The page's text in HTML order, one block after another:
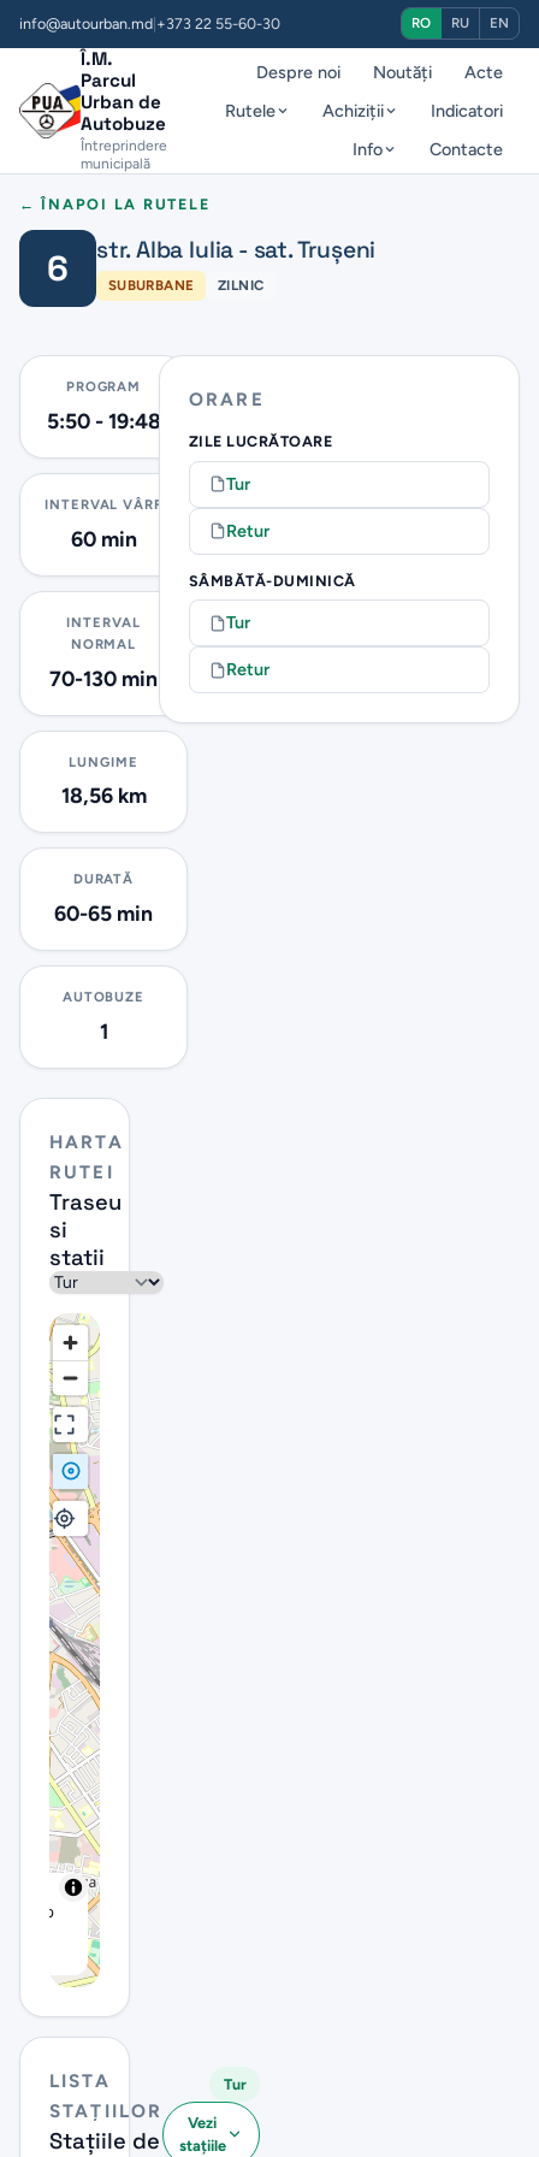
info@autourban.md +373 22 55-60-30 RO RU EN
Î.M.
Parcul
Urban de
Autobuze
Întreprindere
municipală
Despre noi Noutăți
Acte
Rutele
Achiziții
Indicatori
Info
Contacte
← ÎNAPOI LA RUTELE
6 str. Alba Iulia - sat. Trușeni
SUBURBANE ZILNIC
PROGRAM
5:50 - 19:48
INTERVAL VÂRF
60 min
INTERVAL
NORMAL
70-130 min
LUNGIME
18,56 km
DURATĂ
60-65 min
AUTOBUZE
1
HARTA
RUTEI
Traseu
si
statii
Sens
LISTA
STAȚIILOR
Stațiile de
Tur
Vezi
stațiile
ORARE
ZILE LUCRĂTOARE
Tur
Retur
SÂMBĂTĂ-DUMINICĂ
Tur
Retur